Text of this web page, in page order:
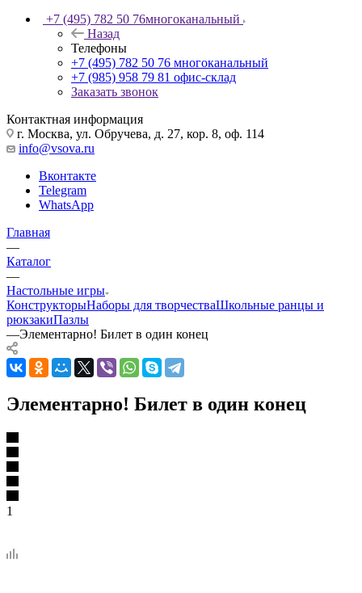
+7 (495) 782 50 76многоканальный
Назад
Телефоны
+7 (495) 782 50 76 многоканальный
+7 (985) 958 79 81 офис-склад
Заказать звонок
Контактная информация
г. Москва, ул. Обручева, д. 27, кор. 8, оф. 114
info@vsova.ru
Вконтакте
Telegram
WhatsApp
Главная
—
Каталог
—
Настольные игры
КонструкторыНаборы для творчестваШкольные ранцы и
рюкзакиПазлы
—Элементарно! Билет в один конец
Элементарно! Билет в один конец
1